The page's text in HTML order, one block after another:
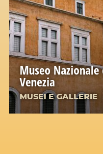
Museo
Venezia
MUSEI E GALLERIE